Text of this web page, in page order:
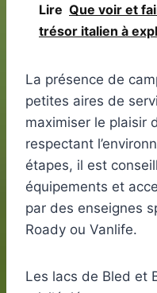
Lire Que voir et
trésor italien à
La présence de
petites aires de
maximiser le plaisir
respectant
étapes, il est
équipements et
par des enseignes
Roady ou Vanlife.
Les lacs de Bled et